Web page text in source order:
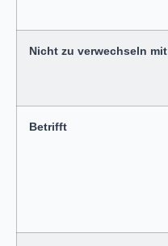
Nicht zu verwechseln mit
Betrifft